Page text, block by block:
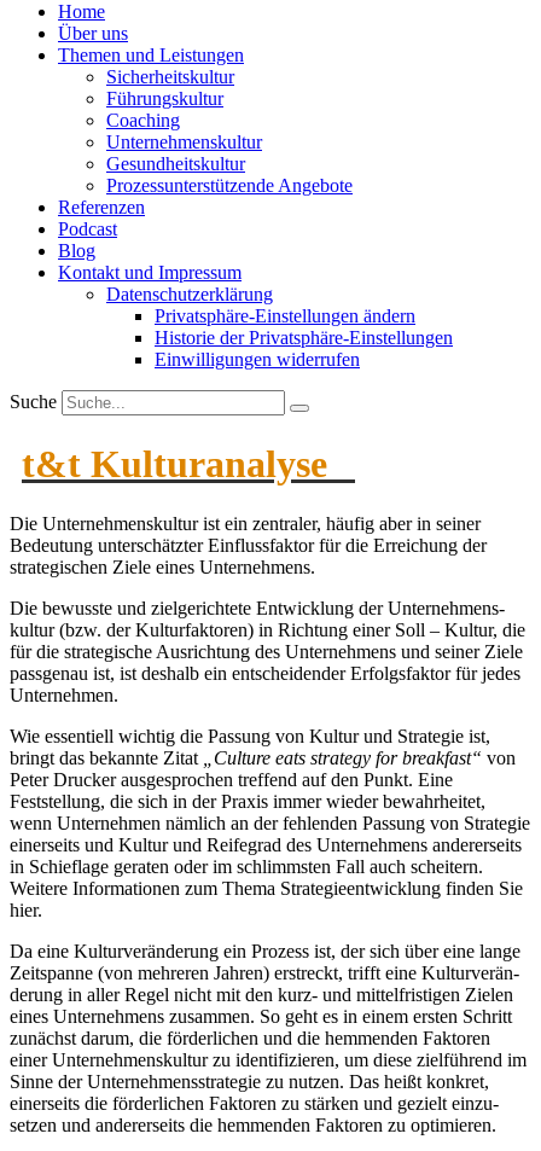
Home
Über uns
Themen und Leistungen
Sicher­heits­kultur
Führungs­kultur
Coaching
Unter­neh­mens­kultur
Gesund­heits­kultur
Prozess­un­ter­stüt­zende Angebote
Referenzen
Podcast
Blog
Kontakt und Impressum
Daten­schutz­er­klärung
Privat­sphäre-Einstel­lungen ändern
Historie der Privat­sphäre-Einstel­lungen
Einwil­li­gungen wider­rufen
Suche
t&t Kultur­analyse
Die Unter­neh­mens­kultur ist ein zentraler, häufig aber in seiner
Bedeutung unter­schätzter Einfluss­faktor für die Errei­chung der
strate­gi­schen Ziele eines Unter­nehmens.
Die bewusste und zielge­richtete Entwicklung der Unter­neh­mens­
kultur (bzw. der Kultur­fak­toren) in Richtung einer Soll – Kultur, die
für die strate­gische Ausrichtung des Unter­nehmens und seiner Ziele
passgenau ist, ist deshalb ein entschei­dender Erfolgs­faktor für jedes
Unter­nehmen.
Wie essen­tiell wichtig die Passung von Kultur und Strategie ist,
bringt das bekannte Zitat
„Culture eats strategy for breakfast“ von
Peter Drucker ausge­sprochen treffend auf den Punkt. Eine
Feststellung, die sich in der Praxis immer wieder bewahr­heitet,
wenn Unter­nehmen nämlich an der fehlenden Passung von Strategie
einer­seits und Kultur und Reifegrad des Unter­nehmens anderer­seits
in Schieflage geraten oder im schlimmsten Fall auch scheitern.
Weitere Infor­ma­tionen zum Thema Strate­gie­ent­wicklung finden Sie
hier.
Da eine Kultur­ver­än­derung ein Prozess ist, der sich über eine lange
Zeitspanne (von mehreren Jahren) erstreckt, trifft eine Kultur­ver­än­
derung in aller Regel nicht mit den kurz- und mittel­fris­tigen Zielen
eines Unter­nehmens zusammen. So geht es in einem ersten Schritt
zunächst darum, die förder­lichen und die hemmenden Faktoren
einer Unter­neh­mens­kultur zu identi­fi­zieren, um diese zielführend im
Sinne der Unter­neh­mens­stra­tegie zu nutzen. Das heißt konkret,
einer­seits die förder­lichen Faktoren zu stärken und gezielt einzu­
setzen und anderer­seits die hemmenden Faktoren zu optimieren.